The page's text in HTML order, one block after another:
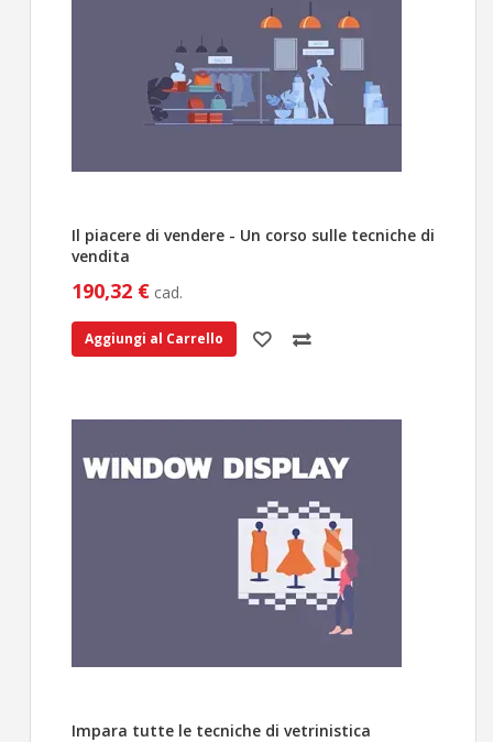
Il piacere di vendere - Un corso sulle tecniche di
vendita
190,32 € cad.
Aggiungi al Carrello
Impara tutte le tecniche di vetrinistica